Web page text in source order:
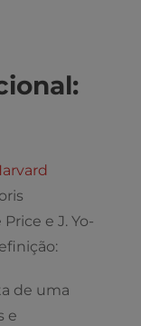
e J. Yo-
de uma
e